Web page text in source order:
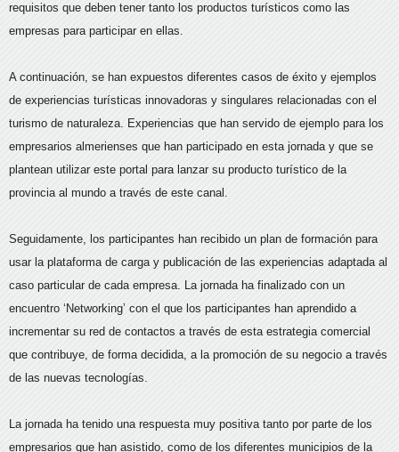
requisitos que deben tener tanto los productos turísticos como las
empresas para participar en ellas.
A continuación, se han expuestos diferentes casos de éxito y ejemplos
de experiencias turísticas innovadoras y singulares relacionadas con el
turismo de naturaleza. Experiencias que han servido de ejemplo para los
empresarios almerienses que han participado en esta jornada y que se
plantean utilizar este portal para lanzar su producto turístico de la
provincia al mundo a través de este canal.
Seguidamente, los participantes han recibido un plan de formación para
usar la plataforma de carga y publicación de las experiencias adaptada al
caso particular de cada empresa. La jornada ha finalizado con un
encuentro ‘Networking’ con el que los participantes han aprendido a
incrementar su red de contactos a través de esta estrategia comercial
que contribuye, de forma decidida, a la promoción de su negocio a través
de las nuevas tecnologías.
La jornada ha tenido una respuesta muy positiva tanto por parte de los
empresarios que han asistido, como de los diferentes municipios de la